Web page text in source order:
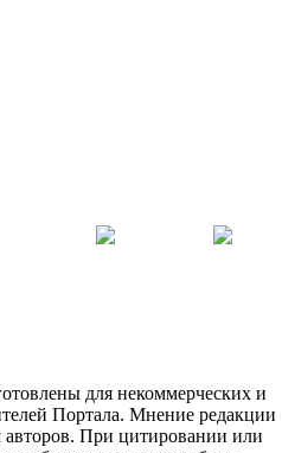
для некоммерческих и
Портала. Мнение редакции
авторов. При цитировании или